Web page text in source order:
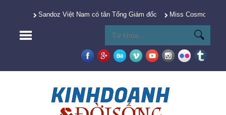
Sandoz Việt Nam có tân Tổng Giám đốc Miss Cosmo 2025